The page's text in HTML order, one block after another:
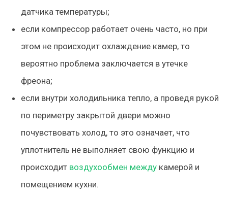
датчика температуры;
если компрессор работает очень часто, но при
этом не происходит охлаждение камер, то
вероятно проблема заключается в утечке
фреона;
если внутри холодильника тепло, а проведя рукой
по периметру закрытой двери можно
почувствовать холод, то это означает, что
уплотнитель не выполняет свою функцию и
происходит воздухообмен междукамерой и
помещением кухни.